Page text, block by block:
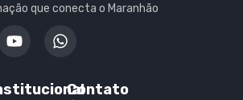
que conecta o Maranhão
Contato